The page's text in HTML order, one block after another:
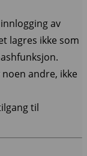
av
lagres ikke som
andre, ikke
til